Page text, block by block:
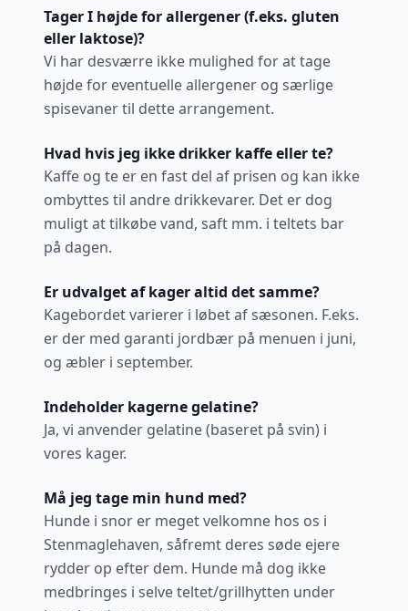
Tager I højde for allergener (f.eks. gluten
eller laktose)?
Vi har desværre ikke mulighed for at tage
højde for eventuelle allergener og særlige
spisevaner til dette arrangement.
Hvad hvis jeg ikke drikker kaffe eller te?
Kaffe og te er en fast del af prisen og kan ikke
ombyttes til andre drikkevarer. Det er dog
muligt at tilkøbe vand, saft mm. i teltets bar
på dagen.
Er udvalget af kager altid det samme?
Kagebordet varierer i løbet af sæsonen. F.eks.
er der med garanti jordbær på menuen i juni,
og æbler i september.
Indeholder kagerne gelatine?
Ja, vi anvender gelatine (baseret på svin) i
vores kager.
Må jeg tage min hund med?
Hunde i snor er meget velkomne hos os i
Stenmaglehaven, såfremt deres søde ejere
rydder op efter dem. Hunde må dog ikke
medbringes i selve teltet/grillhytten under
Bliv en del af